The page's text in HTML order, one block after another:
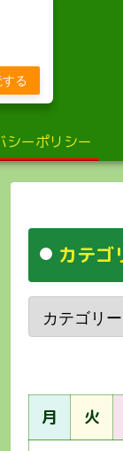
シーポリシー
カテゴ
月
火
する